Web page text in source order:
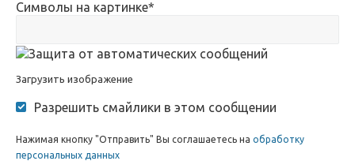
Символы на картинке*
Загрузить изображение
Разрешить смайлики в этом сообщении
Нажимая кнопку "Отправить" Вы соглашаетесь на обработку
персональных данных